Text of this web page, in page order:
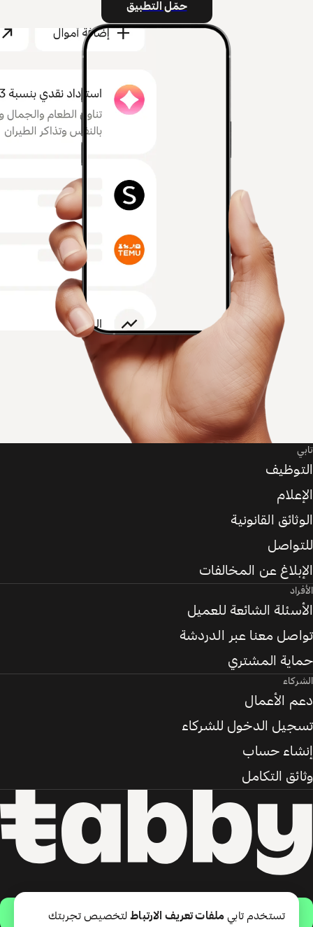
حمّل التطبيق
حمّل التطبيق
تابي
التوظيف
الإعلام
الوثائق القانونية
للتواصل
الإبلاغ عن المخالفات
الأفراد
الأسئلة الشائعة للعميل
تواصل معنا عبر الدردشة
حماية المشتري
الشركاء
دعم الأعمال
تسجيل الدخول للشركاء
إنشاء حساب
وثائق التكامل
تستخدم تابي ملفات تعريف الارتباطلتخصيص تجربتك